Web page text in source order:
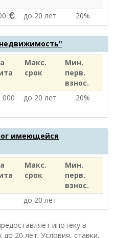
до 20 лет 20%
Макс.
срок
Мин.
перв.
взнос.
000 до 20 лет 20%
имеющейся
Макс.
срок
Мин.
перв.
взнос.
до 20 лет
ипотеку в
20 лет. Условия, ставки,